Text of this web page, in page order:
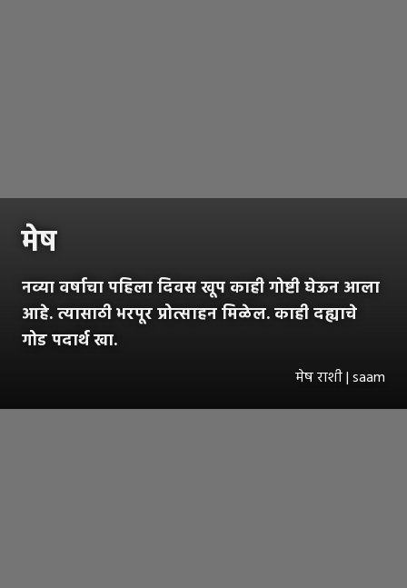
मेष
नव्या वर्षाचा पहिला दिवस खूप काही गोष्टी घेऊन आला
आहे. त्यासाठी भरपूर प्रोत्साहन मिळेल. काही दह्याचे
गोड पदार्थ खा.
मेष राशी | saam